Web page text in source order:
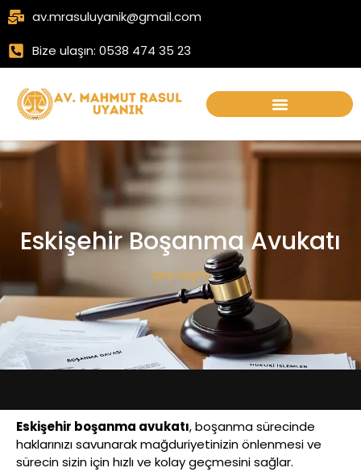
av.mrasuluyanik@gmail.com
Bize ulaşın: 0538 474 35 23
Eskişehir Boşanma Avukatı
Ana Sayfa
Eskişehir boşanma avukatı, boşanma sürecinde
haklarınızı savunarak mağduriyetinizin önlenmesi ve
sürecin sizin için hızlı ve kolay geçmesini sağlar.